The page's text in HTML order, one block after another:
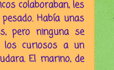
colaboraban, les
Había unas
pero ninguna se
los curiosos a un
El marino, de